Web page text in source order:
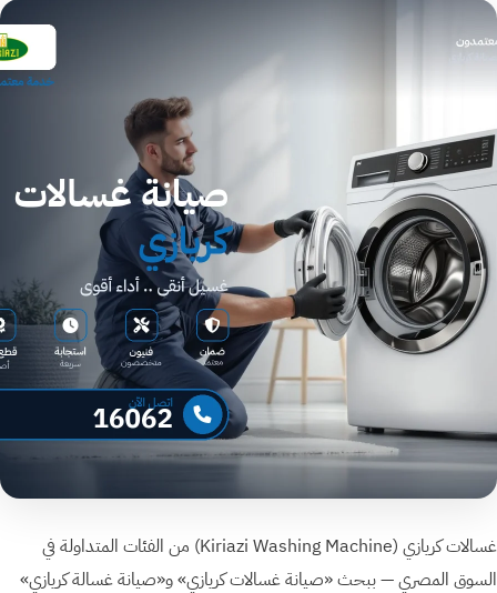
غسالات كريازي ⁨(Kiriazi Washing Machine)⁩ من الفئات المتداولة في
السوق المصري — ببحث «صيانة غسالات كريازي» و«صيانة غسالة كريازي»